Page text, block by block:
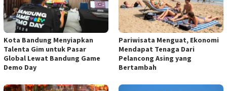
Kota Bandung Menyiapkan
Talenta Gim untuk Pasar
Global Lewat Bandung Game
Demo Day
Pariwisata Menguat, Ekonomi
Mendapat Tenaga Dari
Pelancong Asing yang
Bertambah